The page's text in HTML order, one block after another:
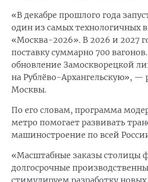
«В декабре прошлого года
один из самых технологичных
«Москва-2026». В 2026 и 2027
поставку суммарно 700
обновление Замоскворецкой
на Рублёво-Архангельскую», —
Москвы.
По его словам, программа
метро помогает развивать
машиностроение по всей
«Масштабные заказы столицы
долгосрочные
стимулируем разработку